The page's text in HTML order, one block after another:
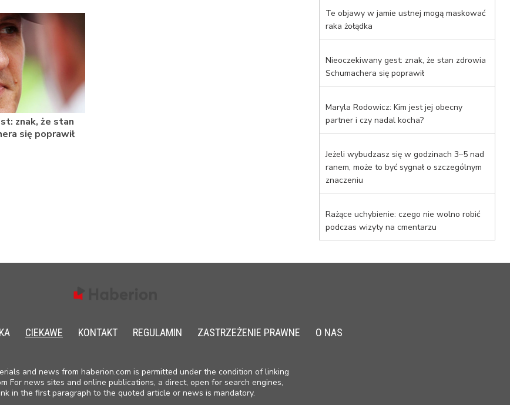
znak, że stan
się poprawił
Te objawy w jamie ustnej mogą maskować
raka żołądka
Nieoczekiwany gest: znak, że stan zdrowia
Schumachera się poprawił
Maryla Rodowicz: Kim jest jej obecny
partner i czy nadal kocha?
Jeżeli wybudzasz się w godzinach 3–5 nad
ranem, może to być sygnał o szczególnym
znaczeniu
Rażące uchybienie: czego nie wolno robić
podczas wizyty na cmentarzu
CIEKAWE KONTAKT REGULAMIN ZASTRZEŻENIE PRAWNE O NAS
and news from haberion.com is permitted under the condition of linking
For news sites and online publications, a direct, open for search engines,
in the first paragraph to the quoted article or news is mandatory.